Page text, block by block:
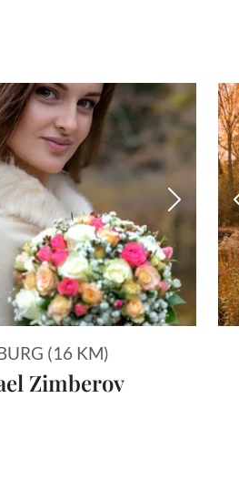
(16 KM)
Zimberov